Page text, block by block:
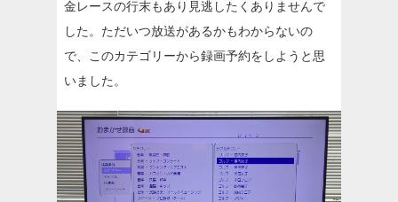
金レースの行末もあり見逃したくありませんで
した。ただいつ放送があるかもわからないの
で、このカテゴリーから録画予約をしようと思
いました。